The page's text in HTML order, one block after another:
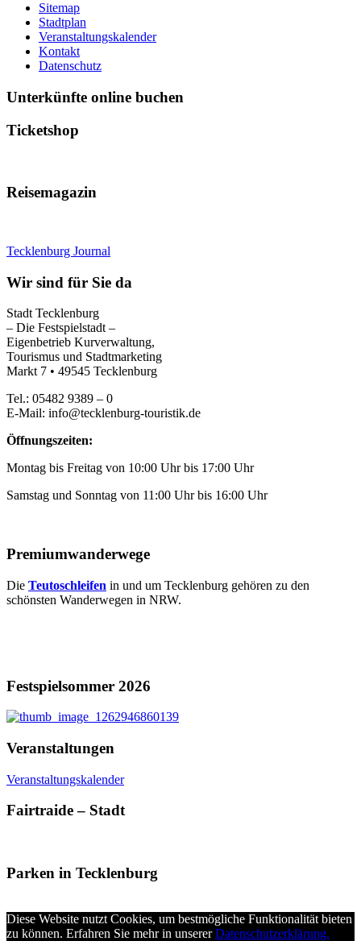
Sitemap
Stadtplan
Veranstaltungskalender
Kontakt
Datenschutz
Unterkünfte online buchen
Ticketshop
Reisemagazin
Tecklenburg Journal
Wir sind für Sie da
Stadt Tecklenburg
– Die Festspielstadt –
Eigenbetrieb Kurverwaltung,
Tourismus und Stadtmarketing
Markt 7 • 49545 Tecklenburg
Tel.: 05482 9389 – 0
E-Mail: info@tecklenburg-touristik.de
Öffnungszeiten:
Montag bis Freitag von 10:00 Uhr bis 17:00 Uhr
Samstag und Sonntag von 11:00 Uhr bis 16:00 Uhr
Premiumwanderwege
Die Teutoschleifen in und um Tecklenburg gehören zu den
schönsten Wanderwegen in NRW.
Festspielsommer 2026
Veranstaltungen
Veranstaltungskalender
Fairtraide – Stadt
Parken in Tecklenburg
Diese Website nutzt Cookies, um bestmögliche Funktionalität bieten
zu können. Erfahren Sie mehr in unsererDatenschutzerklärung.